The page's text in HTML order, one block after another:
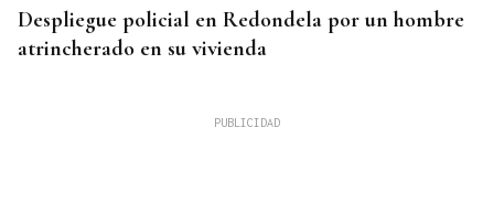
Despliegue policial en Redondela por un hombre
atrincherado en su vivienda